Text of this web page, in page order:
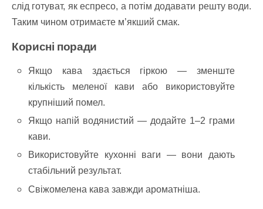
слід готуват, як еспресо, а потім додавати решту води.
Таким чином отримаєте м’якший смак.
Корисні поради
Якщо кава здається гіркою — зменште
кількість меленої кави або використовуйте
крупніший помел.
Якщо напій водянистий — додайте 1–2 грами
кави.
Використовуйте кухонні ваги — вони дають
стабільний результат.
Свіжомелена кава завжди ароматніша.